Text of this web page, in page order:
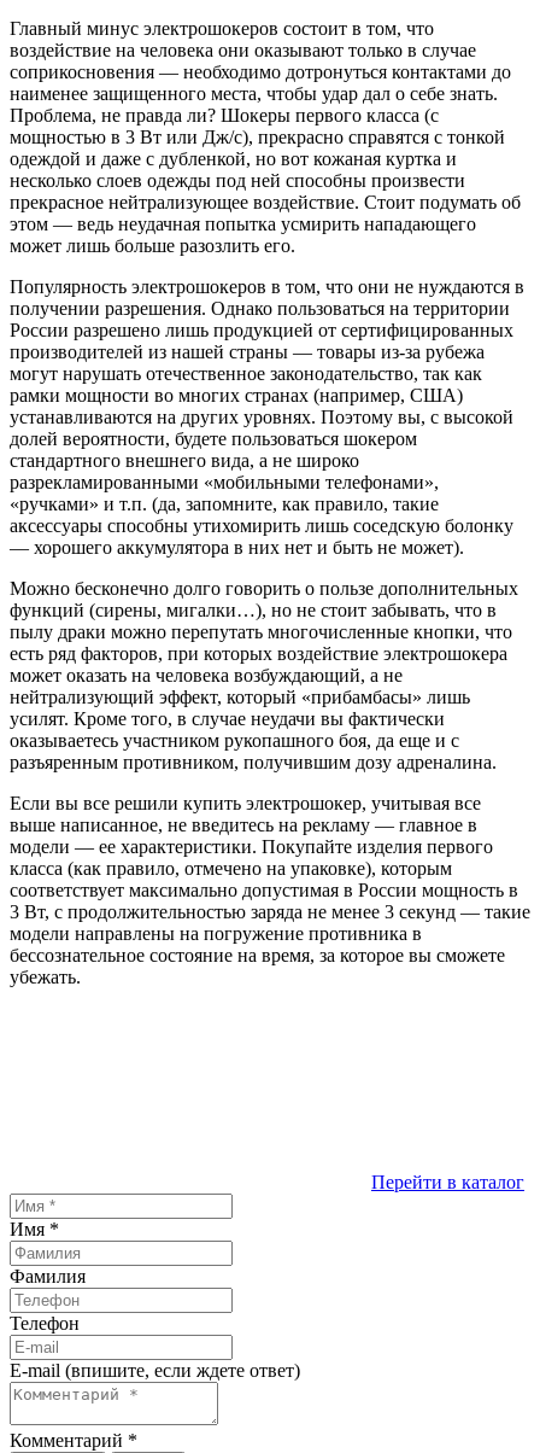
Главный минус электрошокеров состоит в том, что
воздействие на человека они оказывают только в случае
соприкосновения — необходимо дотронуться контактами до
наименее защищенного места, чтобы удар дал о себе знать.
Проблема, не правда ли? Шокеры первого класса (с
мощностью в 3 Вт или Дж/с), прекрасно справятся с тонкой
одеждой и даже с дубленкой, но вот кожаная куртка и
несколько слоев одежды под ней способны произвести
прекрасное нейтрализующее воздействие. Стоит подумать об
этом — ведь неудачная попытка усмирить нападающего
может лишь больше разозлить его.
Популярность электрошокеров в том, что они не нуждаются в
получении разрешения. Однако пользоваться на территории
России разрешено лишь продукцией от сертифицированных
производителей из нашей страны — товары из-за рубежа
могут нарушать отечественное законодательство, так как
рамки мощности во многих странах (например, США)
устанавливаются на других уровнях. Поэтому вы, с высокой
долей вероятности, будете пользоваться шокером
стандартного внешнего вида, а не широко
разрекламированными «мобильными телефонами»,
«ручками» и т.п. (да, запомните, как правило, такие
аксессуары способны утихомирить лишь соседскую болонку
— хорошего аккумулятора в них нет и быть не может).
Можно бесконечно долго говорить о пользе дополнительных
функций (сирены, мигалки…), но не стоит забывать, что в
пылу драки можно перепутать многочисленные кнопки, что
есть ряд факторов, при которых воздействие электрошокера
может оказать на человека возбуждающий, а не
нейтрализующий эффект, который «прибамбасы» лишь
усилят. Кроме того, в случае неудачи вы фактически
оказываетесь участником рукопашного боя, да еще и с
разъяренным противником, получившим дозу адреналина.
Если вы все решили купить электрошокер, учитывая все
выше написанное, не введитесь на рекламу — главное в
модели — ее характеристики. Покупайте изделия первого
класса (как правило, отмечено на упаковке), которым
соответствует максимально допустимая в России мощность в
3 Вт, с продолжительностью заряда не менее 3 секунд — такие
модели направлены на погружение противника в
бессознательное состояние на время, за которое вы сможете
убежать.
Перейти в каталог
Имя *
Фамилия
Телефон
E-mail (впишите, если ждете ответ)
Комментарий *